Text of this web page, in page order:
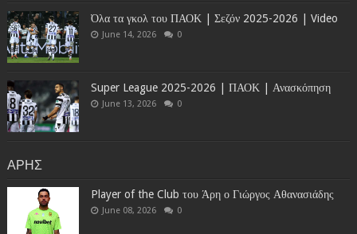
Όλα τα γκολ του ΠΑΟΚ | Σεζόν 2025-2026 | Video
June 14, 2026 0
Super League 2025-2026 | ΠΑΟΚ | Ανασκόπηση
June 13, 2026 0
ΑΡΗΣ
Player of the Club του Άρη ο Γιώργος Αθανασιάδης
June 08, 2026 0